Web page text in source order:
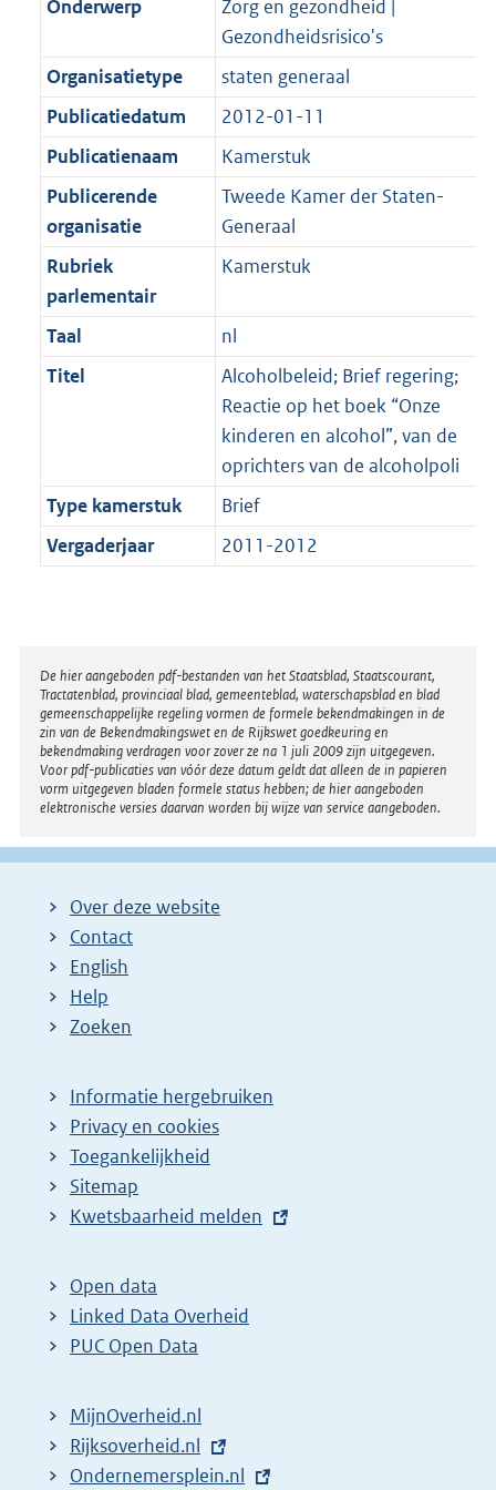
Onderwerp
Zorg en gezondheid |
Gezondheidsrisico's
Organisatietype
staten generaal
Publicatiedatum
2012-01-11
Publicatienaam
Kamerstuk
Publicerende
organisatie
Tweede Kamer der Staten-
Generaal
Rubriek
parlementair
Kamerstuk
Taal
nl
Titel
Alcoholbeleid; Brief regering;
Reactie op het boek “Onze
kinderen en alcohol”, van de
oprichters van de alcoholpoli
Type kamerstuk
Brief
Vergaderjaar
2011-2012
Disclaimer
De hier aangeboden pdf-bestanden van het Staatsblad, Staatscourant,
Tractatenblad, provinciaal blad, gemeenteblad, waterschapsblad en blad
gemeenschappelijke regeling vormen de formele bekendmakingen in de
zin van de Bekendmakingswet en de Rijkswet goedkeuring en
bekendmaking verdragen voor zover ze na 1 juli 2009 zijn uitgegeven.
Voor pdf-publicaties van vóór deze datum geldt dat alleen de in papieren
vorm uitgegeven bladen formele status hebben; de hier aangeboden
elektronische versies daarvan worden bij wijze van service aangeboden.
Over deze website
Contact
English
Help
Zoeken
Informatie hergebruiken
Privacy en cookies
Toegankelijkheid
Sitemap
E
t
e
r
l
i
n
Kwetsbaarheid melden
Open data
Linked Data Overheid
PUC Open Data
MijnOverheid.nl
E
x
Rijksoverheid.nl
E
Ondernemersplein.nl